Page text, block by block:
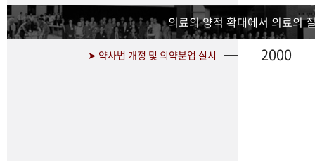
의료의 양적 확대에서 의료의
➤ 약사법 개정 및 의약분업 실시 2000